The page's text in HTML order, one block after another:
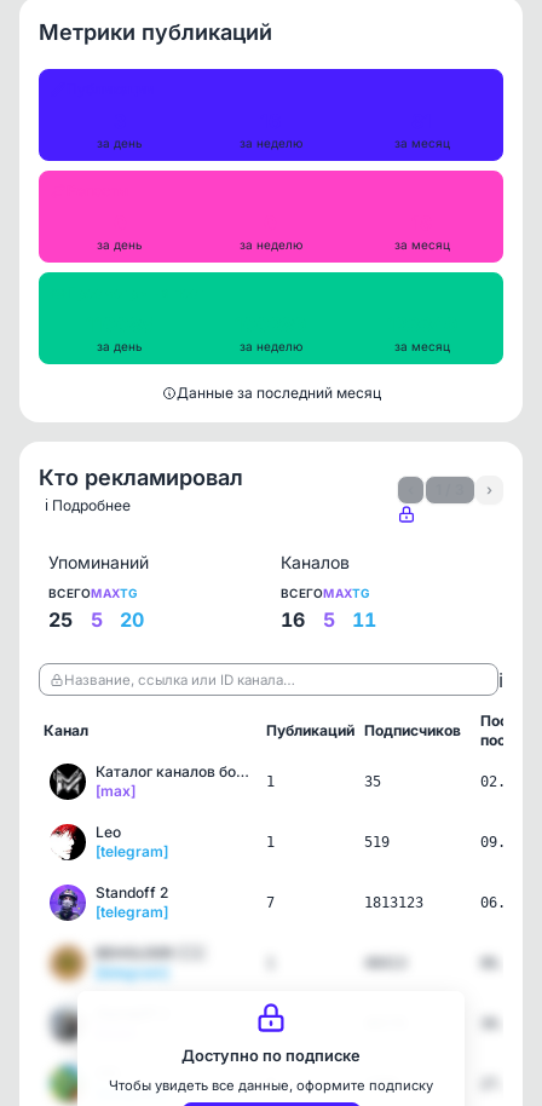
Метрики публикаций
за день за неделю за месяц
за день за неделю за месяц
за день за неделю за месяц
Данные за последний месяц
Кто рекламировал
ℹ️ Подробнее
›
Упоминаний
ВСЕГО
25
MAX
5
TG
20
Каналов
ВСЕГО
16
MAX
5
TG
11
Название, ссылка или ID канала… ℹ️
Канал Публикаций Подписчиков
пост
Каталог каналов ботов в …
[max]
1 35
Leo
[telegram]
1 519
Standoff 2
[telegram]
7 1813123
BEHOLDER 🇪🇬
[telegram]
1
[telegram]
4 1784
Доступно по подписке
Чтобы увидеть все данные, оформите подписку